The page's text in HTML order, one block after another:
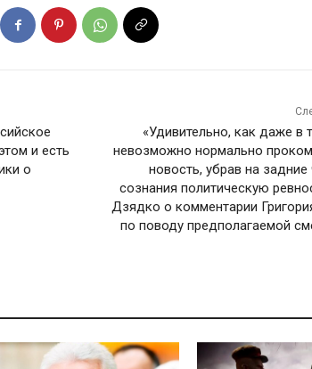
и есть
о
«Удивительно, как даже в
невозможно нормально
новость, убрав на задние
сознания политическую
Дзядко о комментарии
по поводу предполагаемой